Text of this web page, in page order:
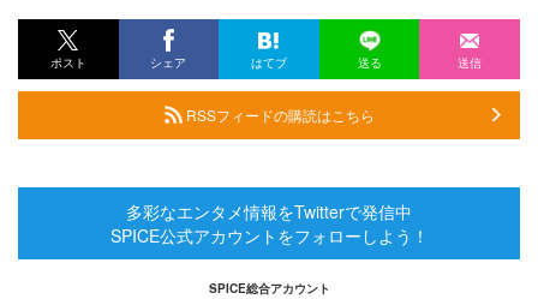
ポスト シェア はてブ 送る 送信
RSSフィードの購読はこちら
多彩なエンタメ情報をTwitterで発信中
SPICE公式アカウントをフォローしよう！
SPICE総合アカウント